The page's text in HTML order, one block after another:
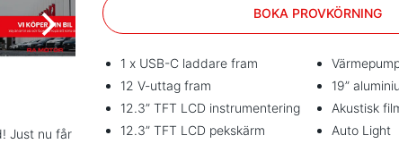
Just nu får
BOKA PROVKÖRNING
1 x USB-C laddare fram
12 V-uttag fram
12.3” TFT LCD instrumentering
12.3” TFT LCD pekskärm
19”
Akustisk
Auto Light